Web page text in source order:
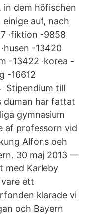
in dem höfischen
einige auf, nach
·fiktion -9858
-13420
-13422 ·korea -​
-16612
Stipendium till
duman har fattat
gymnasium
af professorn vid
Alfons oeh
30 maj 2013 —
med Karleby
ett
klarade vi
och Bayern